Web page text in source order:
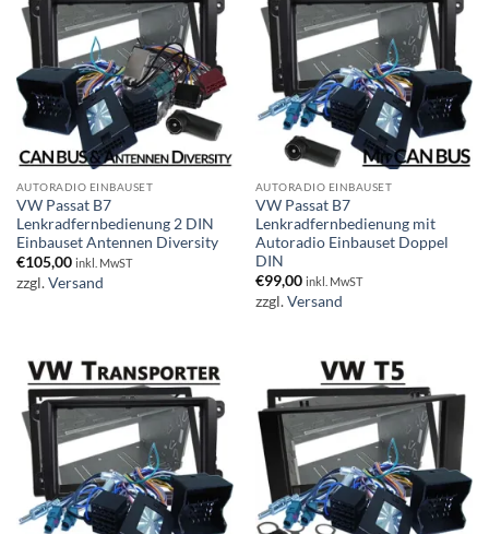
AUTORADIO EINBAUSET
VW Passat B7
Lenkradfernbedienung 2 DIN
Einbauset Antennen Diversity
€105,00 inkl. MwST
zzgl.Versand
AUTORADIO EINBAUSET
VW Passat B7
Lenkradfernbedienung mit
Autoradio Einbauset Doppel
DIN
€99,00 inkl. MwST
zzgl.Versand